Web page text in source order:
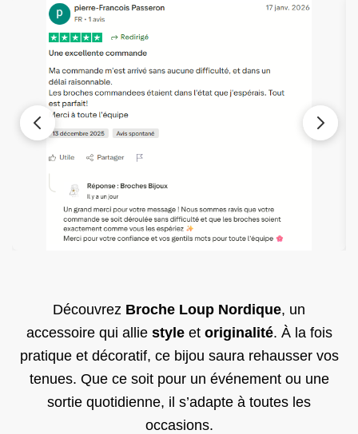
Découvrez Broche Loup Nordique, un
accessoire qui allie styleet originalité. À la fois
pratique et décoratif, ce bijou saura rehausser vos
tenues. Que ce soit pour un événement ou une
sortie quotidienne, il s’adapte à toutes les
occasions.